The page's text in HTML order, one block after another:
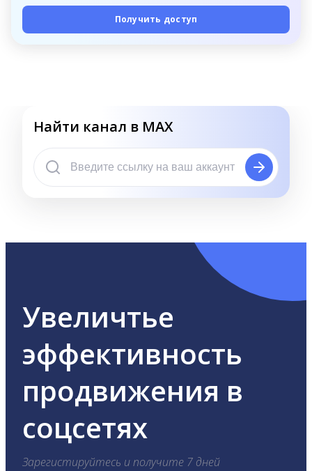
Получить доступ
Найти канал в MAX
Увеличтье
эффективность
продвижения в
соцсетях
Зарегистируйтесь и получите 7 дней